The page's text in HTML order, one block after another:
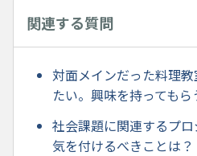
関連する質問
対面メインだった料理
たい。興味を持ってもら
社会課題に関連するプ
気を付けるべきことは？